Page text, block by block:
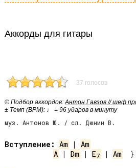
Аккорды для гитары
37 голосов
© Подбор аккордов:Антон Гавзов // шеф
± Темп (BPM): ♩ = 96 ударов в минуту
муз. Антонов Ю. / сл. Дюнин В.
Вступление: Am | Am
A | Dm | E7 | Am
}